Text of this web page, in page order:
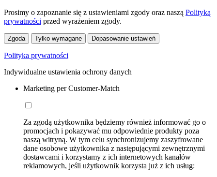
Prosimy o zapoznanie się z ustawieniami zgody oraz naszą Polityką
prywatności przed wyrażeniem zgody.
Zgoda Tylko wymagane Dopasowanie ustawień
Polityka prywatności
Indywidualne ustawienia ochrony danych
Marketing per Customer-Match
Za zgodą użytkownika będziemy również informować go o
promocjach i pokazywać mu odpowiednie produkty poza
naszą witryną. W tym celu synchronizujemy zaszyfrowane
dane osobowe użytkownika z następującymi zewnętrznymi
dostawcami i korzystamy z ich internetowych kanałów
reklamowych, jeśli użytkownik korzysta już z ich usług: